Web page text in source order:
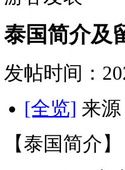
泰国简介及
发帖时间：
[全览] 来源
【泰国简介】